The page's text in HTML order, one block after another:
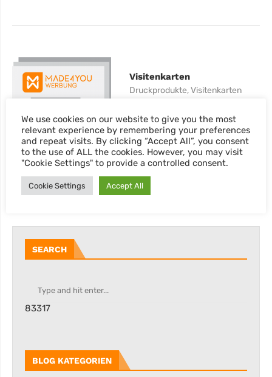
Visitenkarten
Druckprodukte,Visitenkarten
SEARCH
83317
BLOG KATEGORIEN
We use cookies on our website to give you the most
relevant experience by remembering your preferences
and repeat visits. By clicking “Accept All”, you consent
to the use of ALL the cookies. However, you may visit
"Cookie Settings" to provide a controlled consent.
Cookie Settings Accept All